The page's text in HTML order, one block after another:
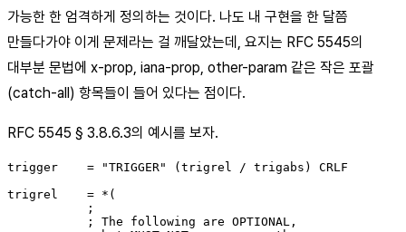
가능한 한 엄격하게 정의하는 것이다. 나도 내 구현을 한 달쯤
만들다가야 이게 문제라는 걸 깨달았는데, 요지는 RFC 5545의
대부분 문법에 x-prop, iana-prop, other-param 같은 작은 포괄
(catch-all) 항목들이 들어 있다는 점이다.
RFC 5545 § 3.8.6.3의 예시를 보자.
trigger    = "TRIGGER" (trigrel / trigabs) CRLF
trigrel    = *(
           ;
           ; The following are OPTIONAL,